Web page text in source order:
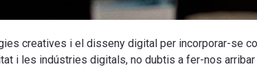
creatives i el disseny digital per incorporar-se
i les indústries digitals, no dubtis a fer-nos